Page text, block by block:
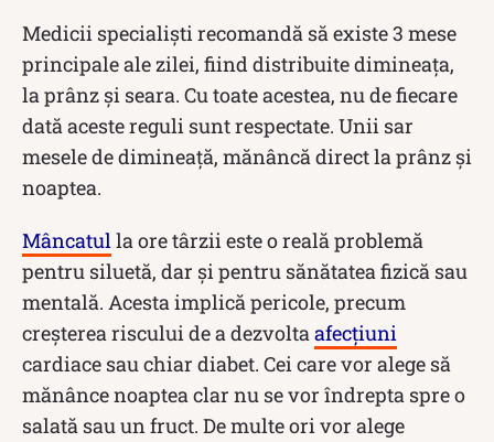
Medicii specialiști recomandă să existe 3 mese
principale ale zilei, fiind distribuite dimineața,
la prânz și seara. Cu toate acestea, nu de fiecare
dată aceste reguli sunt respectate. Unii sar
mesele de dimineață, mănâncă direct la prânz și
noaptea.
Mâncatulla ore târzii este o reală problemă
pentru siluetă, dar și pentru sănătatea fizică sau
mentală. Acesta implică pericole, precum
creșterea riscului de a dezvoltaafecțiuni
cardiace sau chiar diabet. Cei care vor alege să
mănânce noaptea clar nu se vor îndrepta spre o
salată sau un fruct. De multe ori vor alege